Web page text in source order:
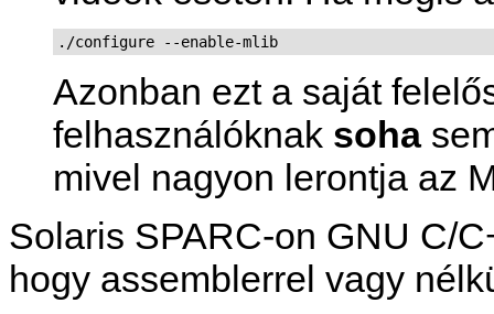
./configure --enable-mlib
Azonban ezt a saját
felhasználóknak soha
mivel nagyon lerontja az
Solaris SPARC-on GNU C/
hogy assemblerrel vagy